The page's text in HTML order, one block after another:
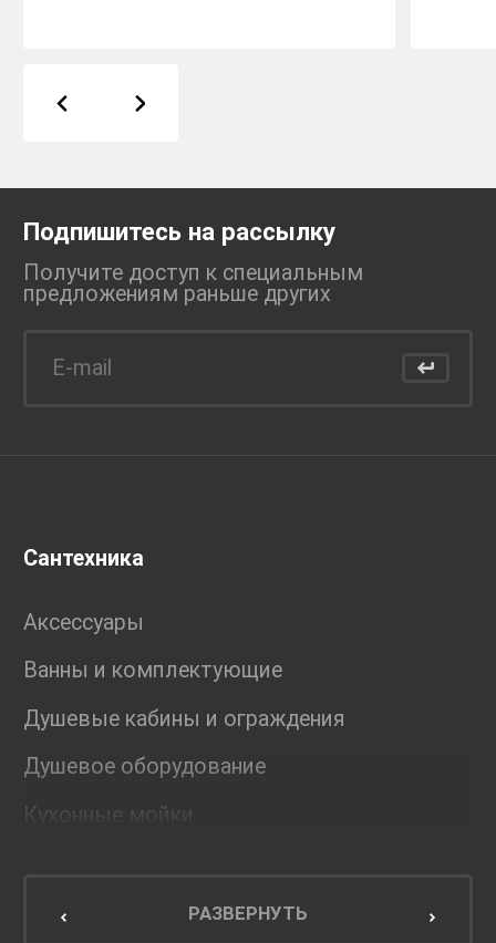
Подпишитесь на рассылку
Получите доступ к специальным
предложениям раньше других
Сантехника
Аксессуары
Ванны и комплектующие
Душевые кабины и ограждения
Душевое оборудование
Кухонные мойки
Мебель для кухниРАЗВЕРНУТЬ